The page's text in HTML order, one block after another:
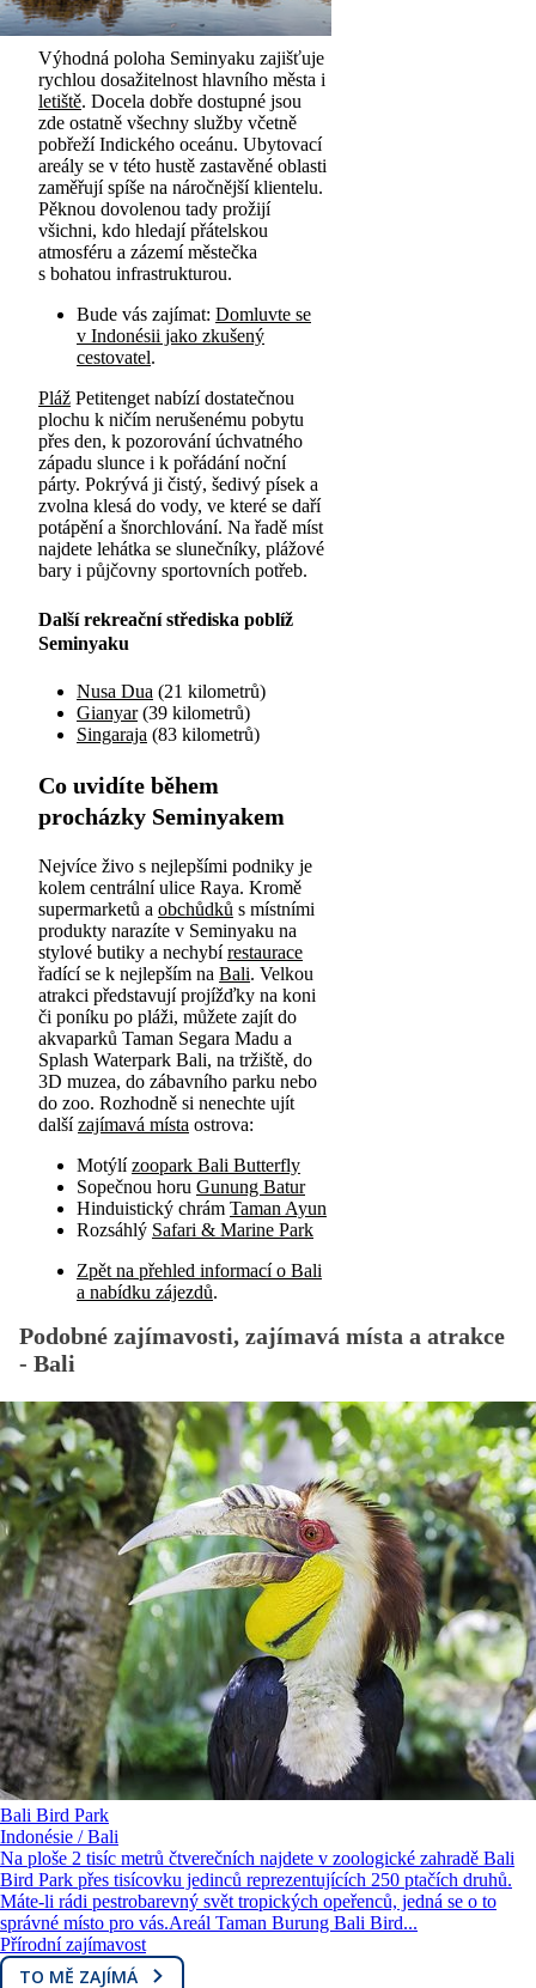
Výhodná poloha Seminyaku zajišťuje
rychlou dosažitelnost hlavního města i
letiště. Docela dobře dostupné jsou
zde ostatně všechny služby včetně
pobřeží Indického oceánu. Ubytovací
areály se v této hustě zastavěné oblasti
zaměřují spíše na náročnější klientelu.
Pěknou dovolenou tady prožijí
všichni, kdo hledají přátelskou
atmosféru a zázemí městečka
s bohatou infrastrukturou.
Bude vás zajímat: Domluvte se
v Indonésii jako zkušený
cestovatel.
Pláž Petitenget nabízí dostatečnou
plochu k ničím nerušenému pobytu
přes den, k pozorování úchvatného
západu slunce i k pořádání noční
párty. Pokrývá ji čistý, šedivý písek a
zvolna klesá do vody, ve které se daří
potápění a šnorchlování. Na řadě míst
najdete lehátka se slunečníky, plážové
bary i půjčovny sportovních potřeb.
Další rekreační střediska poblíž
Seminyaku
Nusa Dua (21 kilometrů)
Gianyar(39 kilometrů)
Singaraja (83 kilometrů)
Co uvidíte během
procházky Seminyakem
Nejvíce živo s nejlepšími podniky je
kolem centrální ulice Raya. Kromě
supermarketů a obchůdků s místními
produkty narazíte v Seminyaku na
stylové butiky a nechybírestaurace
řadící se k nejlepším na Bali. Velkou
atrakci představují projížďky na koni
či poníku po pláži, můžete zajít do
akvaparků Taman Segara Madu a
Splash Waterpark Bali, na tržiště, do
3D muzea, do zábavního parku nebo
do zoo. Rozhodně si nenechte ujít
dalšízajímavá místa ostrova:
Motýlízoopark Bali Butterfly
Sopečnou horu Gunung Batur
Hinduistický chrám Taman Ayun
Rozsáhlý Safari & Marine Park
Zpět na přehled informací o Bali
a nabídku zájezdů.
Podobné zajímavosti, zajímavá místa a atrakce
- Bali
Bali Bird Park
Indonésie / Bali
Na ploše 2 tisíc metrů čtverečních najdete v zoologické zahradě Bali
Bird Park přes tisícovku jedinců reprezentujících 250 ptačích druhů.
Máte-li rádi pestrobarevný svět tropických opeřenců, jedná se o to
správné místo pro vás.Areál Taman Burung Bali Bird...
Přírodní zajímavost
TO MĚ ZAJÍMÁ